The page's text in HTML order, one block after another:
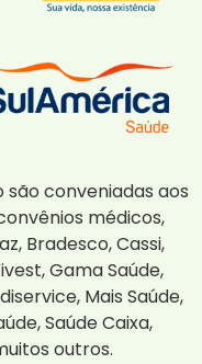
são conveniadas aos
médicos,
Bradesco, Cassi,
Gama Saúde,
Mais Saúde,
Saúde Caixa,
outros.